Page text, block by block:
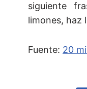
siguiente
limones, haz
Fuente: 20